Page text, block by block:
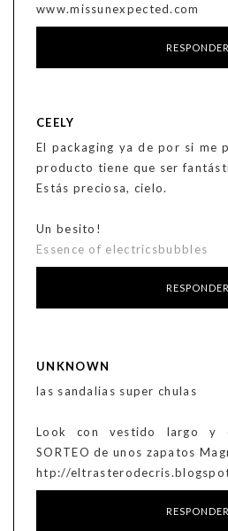
www.missunexpected.com
RESPONDER
CEELY
El packaging ya de por si me
producto tiene que ser
Estás preciosa, cielo.
Un besito!
Essence of electricsbubbles
RESPONDER
UNKNOWN
las sandalias super chulas
Look con vestido largo y
SORTEO de unos zapatos
htp://
RESPONDER